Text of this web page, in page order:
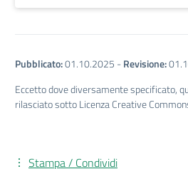
Pubblicato:01.10.2025 -Revisione:
Eccetto dove diversamente specificato,
rilasciato sotto Licenza Creative
Stampa / Condividi